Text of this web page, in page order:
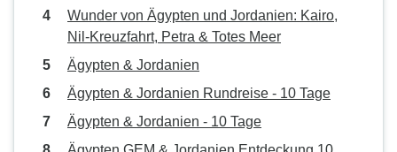
Wunder von Ägypten und Jordanien: Kairo,
Nil-Kreuzfahrt, Petra & Totes Meer
Ägypten & Jordanien
Ägypten & Jordanien Rundreise - 10 Tage
Ägypten & Jordanien - 10 Tage